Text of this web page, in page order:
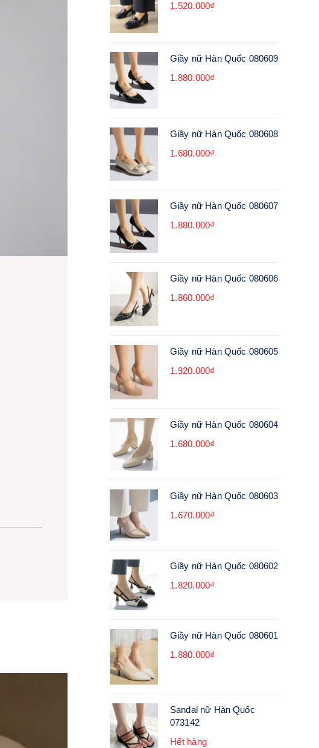
1.520.000₫
Giầy nữ Hàn Quốc 080609
1.880.000₫
Giầy nữ Hàn Quốc 080608
1.680.000₫
Giầy nữ Hàn Quốc 080607
1.880.000₫
Giầy nữ Hàn Quốc 080606
1.860.000₫
Giầy nữ Hàn Quốc 080605
1.920.000₫
Giầy nữ Hàn Quốc 080604
1.680.000₫
Giầy nữ Hàn Quốc 080603
1.670.000₫
Giầy nữ Hàn Quốc 080602
1.820.000₫
Giầy nữ Hàn Quốc 080601
1.880.000₫
Sandal nữ Hàn Quốc
073142
Hết hàng